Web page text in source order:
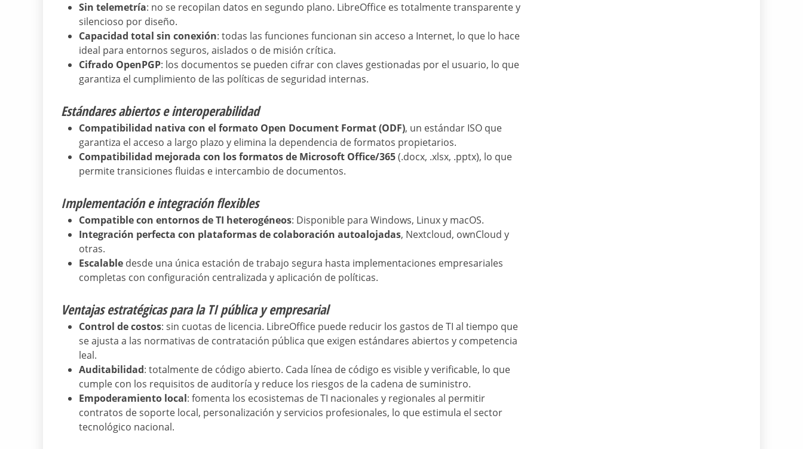
Sin telemetría: no se recopilan datos en segundo plano. LibreOffice es totalmente transparente y
silencioso por diseño.
Capacidad total sin conexión: todas las funciones funcionan sin acceso a Internet, lo que lo hace
ideal para entornos seguros, aislados o de misión crítica.
Cifrado OpenPGP: los documentos se pueden cifrar con claves gestionadas por el usuario, lo que
garantiza el cumplimiento de las políticas de seguridad internas.
Estándares abiertos e interoperabilidad
Compatibilidad nativa con el formato Open Document Format (ODF), un estándar ISO que
garantiza el acceso a largo plazo y elimina la dependencia de formatos propietarios.
Compatibilidad mejorada con los formatos de Microsoft Office/365(.docx, .xlsx, .pptx), lo que
permite transiciones fluidas e intercambio de documentos.
Implementación e integración flexibles
Compatible con entornos de TI heterogéneos: Disponible para Windows, Linux y macOS.
Integración perfecta con plataformas de colaboración autoalojadas, Nextcloud, ownCloud y
otras.
Escalable desde una única estación de trabajo segura hasta implementaciones empresariales
completas con configuración centralizada y aplicación de políticas.
Ventajas estratégicas para la TI pública y empresarial
Control de costos: sin cuotas de licencia. LibreOffice puede reducir los gastos de TI al tiempo que
se ajusta a las normativas de contratación pública que exigen estándares abiertos y competencia
leal.
Auditabilidad: totalmente de código abierto. Cada línea de código es visible y verificable, lo que
cumple con los requisitos de auditoría y reduce los riesgos de la cadena de suministro.
Empoderamiento local: fomenta los ecosistemas de TI nacionales y regionales al permitir
contratos de soporte local, personalización y servicios profesionales, lo que estimula el sector
tecnológico nacional.